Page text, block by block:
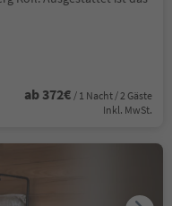
ab 372€ / 1 Nacht / 2 Gäste
Inkl. MwSt.